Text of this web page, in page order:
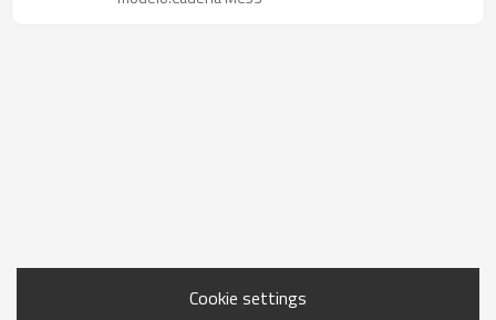
Cookie settings